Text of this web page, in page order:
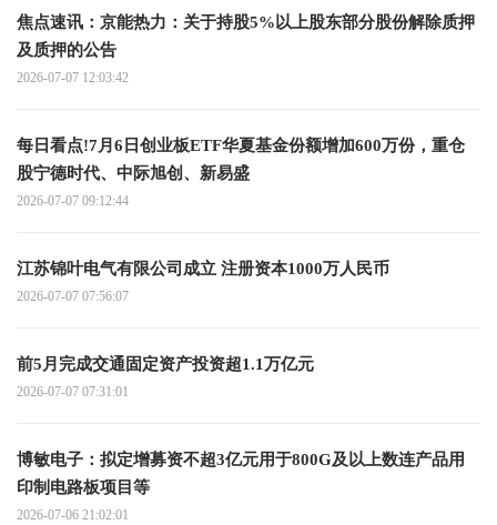
焦点速讯：京能热力：关于持股5%以上股东部分股份解除质押
及质押的公告
2026-07-07 12:03:42
每日看点!7月6日创业板ETF华夏基金份额增加600万份，重仓
股宁德时代、中际旭创、新易盛
2026-07-07 09:12:44
江苏锦叶电气有限公司成立 注册资本1000万人民币
2026-07-07 07:56:07
前5月完成交通固定资产投资超1.1万亿元
2026-07-07 07:31:01
博敏电子：拟定增募资不超3亿元用于800G及以上数连产品用
印制电路板项目等
2026-07-06 21:02:01